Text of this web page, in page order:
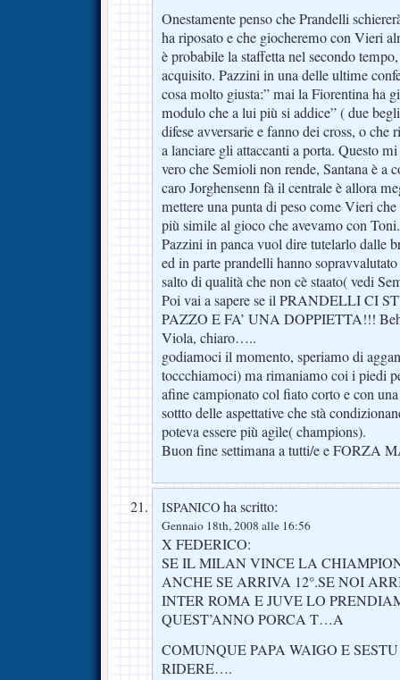
Onestamente penso che Prandelli
ha riposato e che giocheremo con Vieri
è probabile la staffetta nel secondo
acquisito. Pazzini in una delle ultime
cosa molto giusta:” mai la Fiorentina ha
modulo che a lui più si addice” ( due
difese avversarie e fanno dei cross, o che
a lanciare gli attaccanti a porta. Questo
vero che Semioli non rende, Santana è a
caro Jorghensenn fà il centrale è allora
mettere una punta di peso come Vieri
più simile al gioco che avevamo con
Pazzini in panca vuol dire tutelarlo dalle
ed in parte prandelli hanno
salto di qualità che non cè staato( vedi
Poi vai a sapere se il PRANDELLI CI
PAZZO E FA’ UNA DOPPIETTA!!!
Viola, chiaro…..
godiamoci il momento, speriamo di
toccchiamoci) ma rimaniamo coi i piedi
afine campionato col fiato corto e con
sottto delle aspettative che stà
poteva essere più agile( champions).
Buon fine settimana a tutti/e e FORZA
ISPANICO ha scritto:
Gennaio 18th, 2008 alle 16:56
X FEDERICO:
SE IL MILAN VINCE LA
ANCHE SE ARRIVA 12°.SE NOI
INTER ROMA E JUVE LO
QUEST’ANNO PORCA T…A
COMUNQUE PAPA WAIGO E
RIDERE….